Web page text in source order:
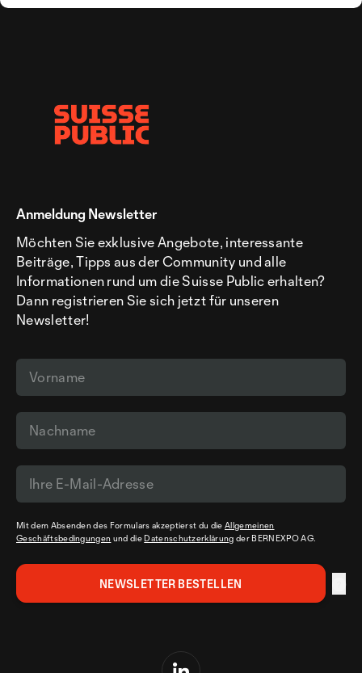
Anmeldung Newsletter
Möchten Sie exklusive Angebote, interessante
Beiträge, Tipps aus der Community und alle
Informationen rund um die Suisse Public erhalten?
Dann registrieren Sie sich jetzt für unseren
Newsletter!
Mit dem Absenden des Formulars akzeptierst du dieAllgemeinen
Geschäftsbedingungen und die Datenschutzerklärung der BERNEXPO AG.